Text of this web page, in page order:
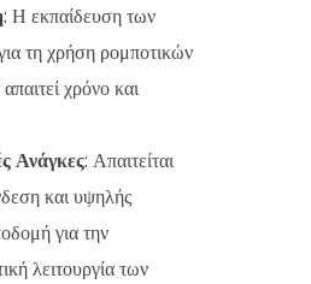
: Η εκπαίδευση των
τη χρήση ρομποτικών
χρόνο και
Ανάγκες: Απαιτείται
και υψηλής
για την
λειτουργία των